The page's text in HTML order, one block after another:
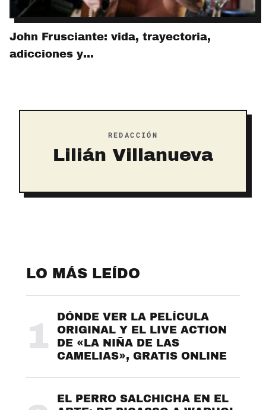
John Frusciante: vida, trayectoria,
adicciones y…
REDACCIÓN
Lilián Villanueva
LO MÁS LEÍDO
1
DÓNDE VER LA PELÍCULA
ORIGINAL Y EL LIVE ACTION
DE «LA NIÑA DE LAS
CAMELIAS», GRATIS ONLINE
EL PERRO SALCHICHA EN EL